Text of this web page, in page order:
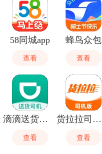
58同城app
查看
蜂鸟众包
查看
滴滴送货司机版
查看
货拉拉司机版
查看